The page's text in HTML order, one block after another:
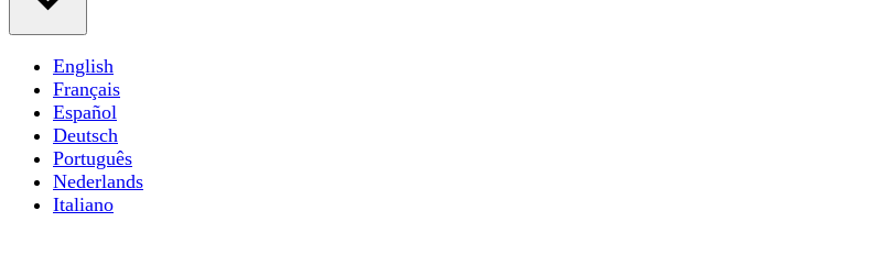
English
Français
Español
Deutsch
Português
Nederlands
Italiano